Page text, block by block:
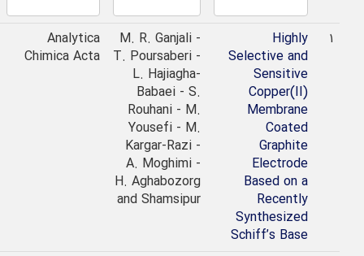
Highly
Selective and
Sensitive
Copper(II)
Membrane
Graphite
Electrode
Based on a
Recently
Synthesized
Schiff’s Base
M. R. Ganjali -
T. Poursaberi -
L. Hajiagha-
Babaei - S.
Rouhani - M.
Yousefi - M.
Kargar-Razi -
A. Moghimi -
H. Aghabozorg
and Shamsipur
Analytica
Chimica Acta